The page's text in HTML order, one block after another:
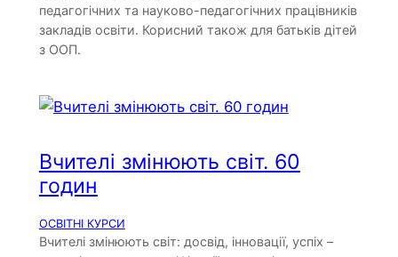
педагогічних та науково-педагогічних працівників
закладів освіти. Корисний також для батьків дітей
з ООП.
Вчителі змінюють світ. 60
годин
ОСВІТНІ КУРСИ
Вчителі змінюють світ: досвід, інновації, успіх –